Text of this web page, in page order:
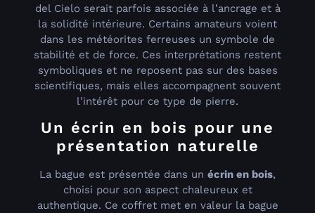
del Cielo serait parfois associée à l’ancrage et à
la solidité intérieure. Certains amateurs voient
dans les météorites ferreuses un symbole de
stabilité et de force. Ces interprétations restent
symboliques et ne reposent pas sur des bases
scientifiques, mais elles accompagnent souvent
l’intérêt pour ce type de pierre.
Un écrin en bois pour une
présentation naturelle
La bague est présentée dans un écrin en bois,
choisi pour son aspect chaleureux et
authentique. Ce coffret met en valeur la bague